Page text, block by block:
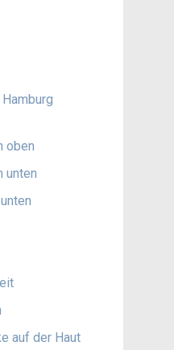
oben
unten
auf der Haut